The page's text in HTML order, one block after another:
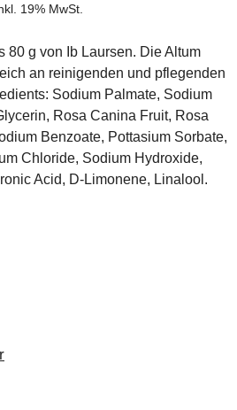
19% MwSt.
80 g von Ib Laursen. Die Altum
an reinigenden und pflegenden
Sodium Palmate, Sodium
Rosa Canina Fruit, Rosa
Benzoate, Pottasium Sorbate,
Chloride, Sodium Hydroxide,
Acid, D-Limonene, Linalool.